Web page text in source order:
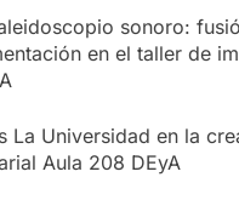
sonoro:
en el taller de
La Universidad en la
Aula 208 DEyA